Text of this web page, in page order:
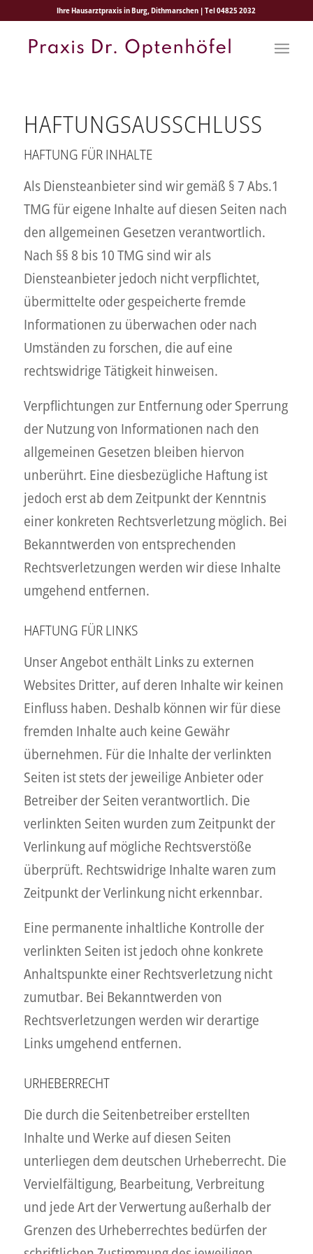
Ihre Hausarztpraxis in Burg, Dithmarschen | Tel 04825 2032
HAFTUNGSAUSSCHLUSS
HAFTUNG FÜR INHALTE
Als Diensteanbieter sind wir gemäß § 7 Abs.1
TMG für eigene Inhalte auf diesen Seiten nach
den allgemeinen Gesetzen verantwortlich.
Nach §§ 8 bis 10 TMG sind wir als
Diensteanbieter jedoch nicht verpflichtet,
übermittelte oder gespeicherte fremde
Informationen zu überwachen oder nach
Umständen zu forschen, die auf eine
rechtswidrige Tätigkeit hinweisen.
Verpflichtungen zur Entfernung oder Sperrung
der Nutzung von Informationen nach den
allgemeinen Gesetzen bleiben hiervon
unberührt. Eine diesbezügliche Haftung ist
jedoch erst ab dem Zeitpunkt der Kenntnis
einer konkreten Rechtsverletzung möglich. Bei
Bekanntwerden von entsprechenden
Rechtsverletzungen werden wir diese Inhalte
umgehend entfernen.
HAFTUNG FÜR LINKS
Unser Angebot enthält Links zu externen
Websites Dritter, auf deren Inhalte wir keinen
Einfluss haben. Deshalb können wir für diese
fremden Inhalte auch keine Gewähr
übernehmen. Für die Inhalte der verlinkten
Seiten ist stets der jeweilige Anbieter oder
Betreiber der Seiten verantwortlich. Die
verlinkten Seiten wurden zum Zeitpunkt der
Verlinkung auf mögliche Rechtsverstöße
überprüft. Rechtswidrige Inhalte waren zum
Zeitpunkt der Verlinkung nicht erkennbar.
Eine permanente inhaltliche Kontrolle der
verlinkten Seiten ist jedoch ohne konkrete
Anhaltspunkte einer Rechtsverletzung nicht
zumutbar. Bei Bekanntwerden von
Rechtsverletzungen werden wir derartige
Links umgehend entfernen.
URHEBERRECHT
Die durch die Seitenbetreiber erstellten
Inhalte und Werke auf diesen Seiten
unterliegen dem deutschen Urheberrecht. Die
Vervielfältigung, Bearbeitung, Verbreitung
und jede Art der Verwertung außerhalb der
Grenzen des Urheberrechtes bedürfen der